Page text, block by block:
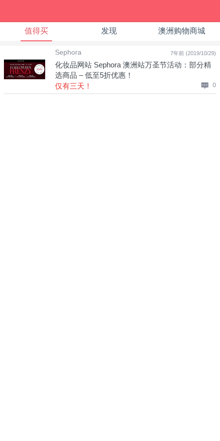
值得买 发现 澳洲购物商城
7年前 (2019/10/29)
Sephora
化妆品网站 Sephora 澳洲站万圣节活动：部分精
选商品 – 低至5折优惠！
仅有三天！
0